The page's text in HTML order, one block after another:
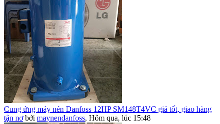
Cung ứng máy nén Danfoss 12HP SM148T4VC giá tốt, giao hàng
tận nơ bởi maynendanfoss, Hôm qua, lúc 15:48